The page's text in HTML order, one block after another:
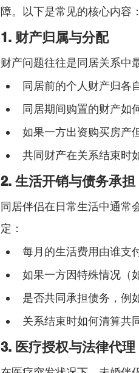
障。以下是常见的核心内容：
1. 财产归属与分配
财产问题往往是同居关系中
同居前的个人财产归各
同居期间购置的财产如
如果一方出资购买房产
共同财产在关系结束时
2. 生活开销与债务承担
同居伴侣在日常生活中通常
定：
每月的生活费用由谁支
如果一方因特殊情况（
是否共同承担债务，例
关系结束时如何清算共
3. 医疗授权与法律代理